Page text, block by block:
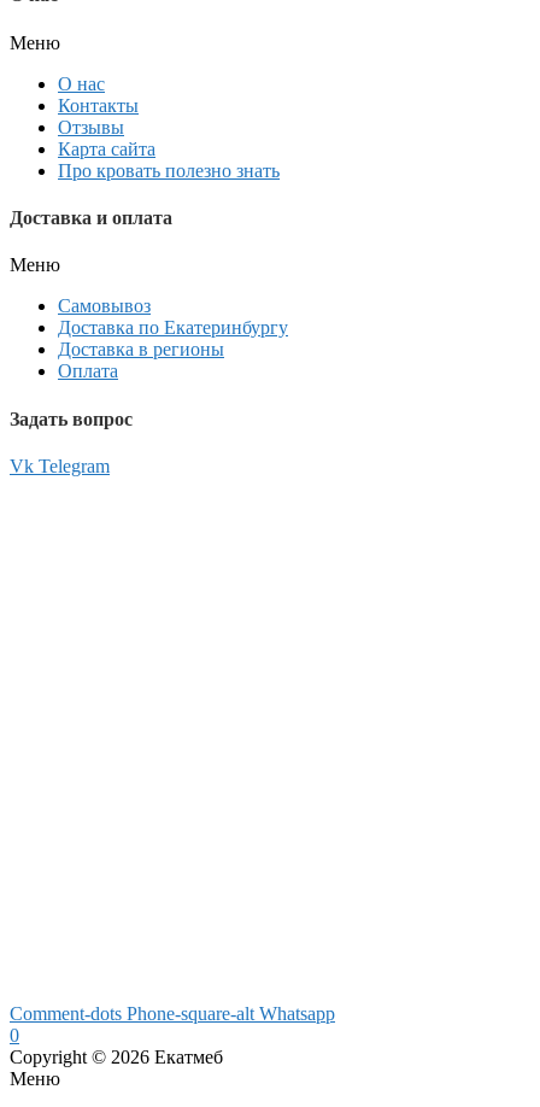
Меню
О нас
Контакты
Отзывы
Карта сайта
Про кровать полезно знать
Доставка и оплата
Меню
Самовывоз
Доставка по Екатеринбургу
Доставка в регионы
Оплата
Задать вопрос
Vk Telegram
Comment-dots Phone-square-alt Whatsapp
0
Copyright © 2026 Екатмеб
Меню